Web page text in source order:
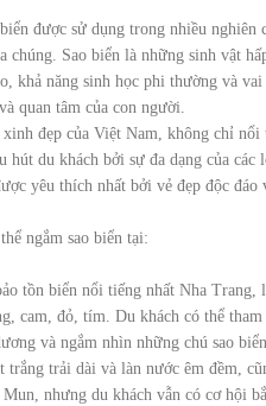
được sử dụng trong nhiều nghiên
chúng. Sao biển là những sinh vật
khả năng sinh học phi thường và
quan tâm của con người.
đẹp của Việt Nam, không chỉ
hút du khách bởi sự đa dạng của
yêu thích nhất bởi vẻ đẹp độc đáo
ngắm sao biển tại:
tồn biển nổi tiếng nhất Nha Trang,
cam, đỏ, tím. Du khách có thể
và ngắm nhìn những chú sao
trải dài và làn nước êm đềm,
nhưng du khách vẫn có cơ hội